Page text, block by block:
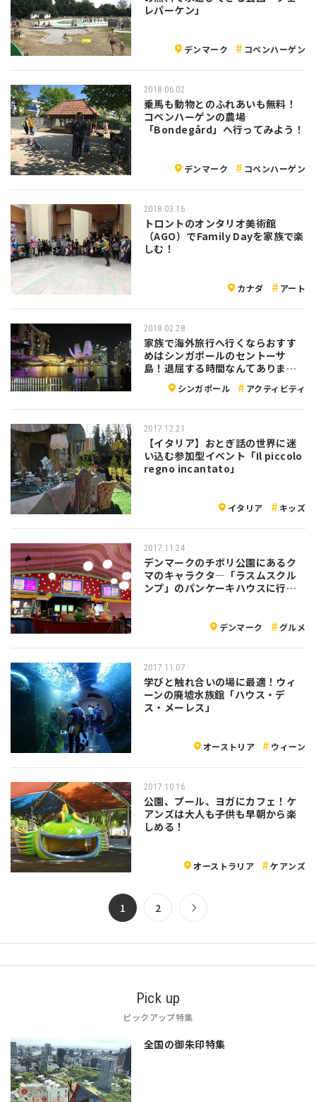
レパーケン」
デンマーク コペンハーゲン
2018.06.02
乗馬も動物とのふれあいも無料！
コペンハーゲンの農場
「Bondegård」へ行ってみよう！
デンマーク コペンハーゲン
2018.03.16
トロントのオンタリオ美術館
（AGO）でFamily Dayを家族で楽
しむ！
カナダ アート
2018.02.28
家族で海外旅行へ行くならおすす
めはシンガポールのセントーサ
島！退屈する時間なんてありませ
シンガポール アクティビティ
2017.12.21
【イタリア】おとぎ話の世界に迷
い込む参加型イベント「Il piccolo
regno incantato」
イタリア キッズ
2017.11.24
デンマークのチボリ公園にあるク
マのキャラクタ―「ラスムスクル
ンプ」のパンケーキハウスに行っ
デンマーク グルメ
2017.11.07
学びと触れ合いの場に最適！ウィ
ーンの廃墟水族館「ハウス・デ
ス・メーレス」
オーストリア ウィーン
2017.10.16
公園、プール、ヨガにカフェ！ケ
アンズは大人も子供も早朝から楽
しめる！
オーストラリア ケアンズ
1 2
Pick up
ピックアップ特集
全国の御朱印特集